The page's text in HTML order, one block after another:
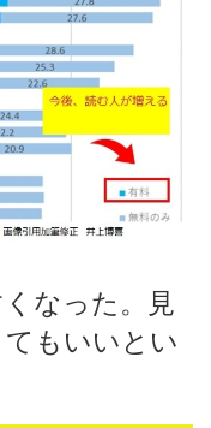
なった。見
もいいとい